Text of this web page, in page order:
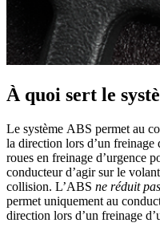
À quoi sert le
Le système ABS permet au
la direction lors d’un freinage
roues en freinage d’urgence
conducteur d’agir sur le
collision. L’ABS ne réduit pas
permet uniquement au
direction lors d’un freinage